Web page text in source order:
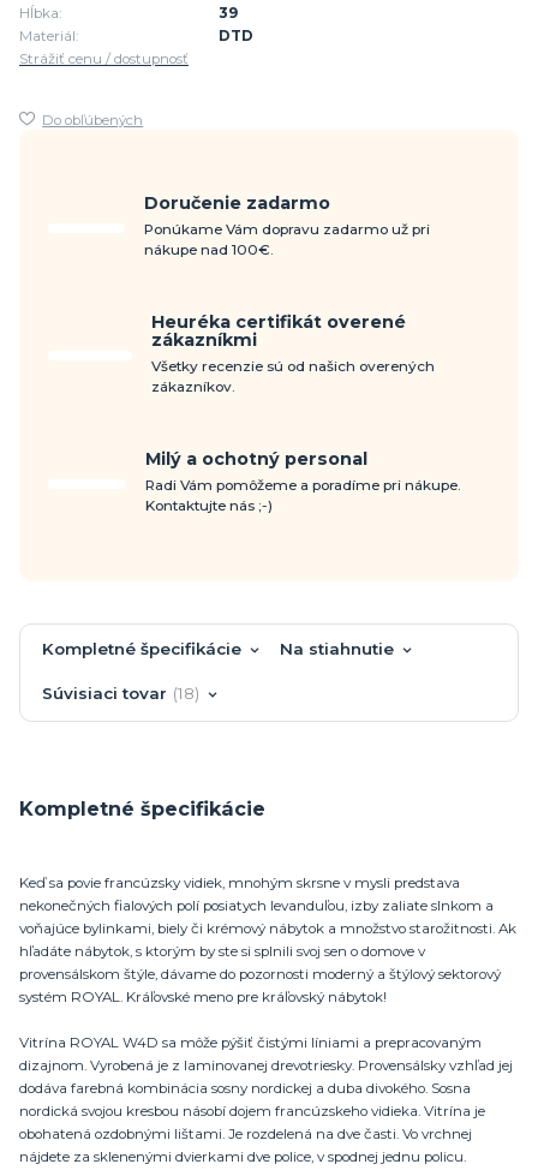
Hĺbka:
39
Materiál:
DTD
Strážiť cenu / dostupnosť
Do obľúbených
Doručenie zadarmo
Ponúkame Vám dopravu zadarmo už pri
nákupe nad 100€.
Heuréka certifikát overené
zákazníkmi
Všetky recenzie sú od našich overených
zákazníkov.
Milý a ochotný personal
Radi Vám pomôžeme a poradíme pri nákupe.
Kontaktujte nás ;-)
Kompletné špecifikácie Na stiahnutie
Súvisiaci tovar 18
Kompletné špecifikácie
Keď sa povie francúzsky vidiek, mnohým skrsne v mysli predstava
nekonečných fialových polí posiatych levanduľou, izby zaliate slnkom a
voňajúce bylinkami, biely či krémový nábytok a množstvo starožitnosti. Ak
hľadáte nábytok, s ktorým by ste si splnili svoj sen o domove v
provensálskom štýle, dávame do pozornosti moderný a štýlový sektorový
systém ROYAL. Kráľovské meno pre kráľovský nábytok!
Vitrína ROYAL W4D sa môže pýšiť čistými líniami a prepracovaným
dizajnom. Vyrobená je z laminovanej drevotriesky. Provensálsky vzhľad jej
dodáva farebná kombinácia sosny nordickej a duba divokého. Sosna
nordická svojou kresbou násobí dojem francúzskeho vidieka. Vitrína je
obohatená ozdobnými lištami. Je rozdelená na dve časti. Vo vrchnej
nájdete za sklenenými dvierkami dve police, v spodnej jednu policu.